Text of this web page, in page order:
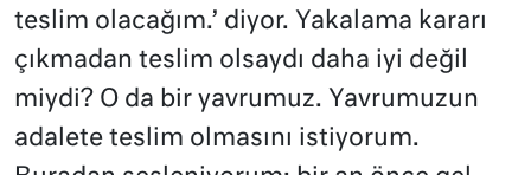
teslim olacağım.’ diyor. Yakalama kararı
çıkmadan teslim olsaydı daha iyi değil
miydi? O da bir yavrumuz. Yavrumuzun
adalete teslim olmasını istiyorum.